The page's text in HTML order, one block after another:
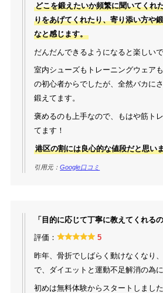
どこを鍛えたいか頻繁に聞いてくれ
りをあげてくれたり、寄り添い方や
なと感じます。
だんだんできるようになると楽しいで
室内シューズもトレーニングウェア
の初心者からでしたが、全然バカに
鍛えてます。
褒めるのも上手なので、もはや筋ト
てます！
港区の割には良心的な値段だと思い
引用元：Google口コミ
「目的に応じて丁寧に教えてくれる
評価： 5
昨年、骨折でしばらく動けなくなり
で、ダイエットと運動不足解消の為
初めは無料体験からスタートしまし